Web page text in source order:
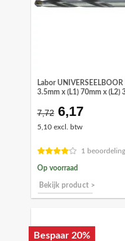
Labor UNIVERSEELBOOR
3.5mm x (L1) 70mm x (L2)
7,72
prijs
€7,72.
6,17Huidige
€6,17.
5,10 excl. btw
1
Op voorraad
Bekijk product >
Bespaar 20%